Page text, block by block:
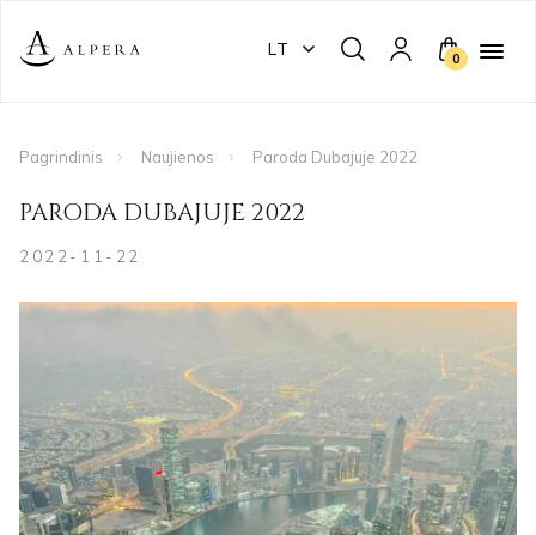
LT 0
Pagrindinis Naujienos Paroda Dubajuje 2022
PARODA DUBAJUJE 2022
2022-11-22